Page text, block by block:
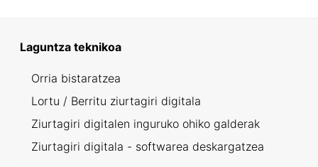
Laguntza teknikoa
Orria bistaratzea
Lortu / Berritu ziurtagiri digitala
Ziurtagiri digitalen inguruko ohiko galderak
Ziurtagiri digitala - softwarea deskargatzea